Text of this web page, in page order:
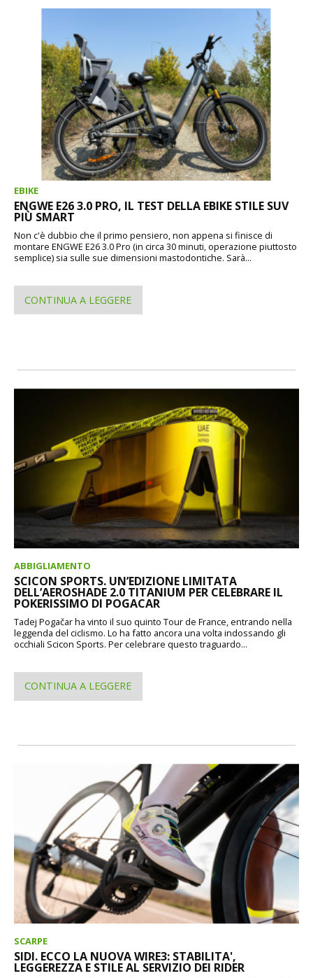
EBIKE
ENGWE E26 3.0 PRO, IL TEST DELLA EBIKE STILE SUV
PIÙ SMART
Non c'è dubbio che il primo pensiero, non appena si finisce di
montare ENGWE E26 3.0 Pro (in circa 30 minuti, operazione piuttosto
semplice) sia sulle sue dimensioni mastodontiche. Sarà...
CONTINUA A LEGGERE
ABBIGLIAMENTO
SCICON SPORTS. UN’EDIZIONE LIMITATA
DELL’AEROSHADE 2.0 TITANIUM PER CELEBRARE IL
POKERISSIMO DI POGACAR
Tadej Pogačar ha vinto il suo quinto Tour de France, entrando nella
leggenda del ciclismo. Lo ha fatto ancora una volta indossando gli
occhiali Scicon Sports. Per celebrare questo traguardo...
CONTINUA A LEGGERE
SCARPE
SIDI. ECCO LA NUOVA WIRE3: STABILITA',
LEGGEREZZA E STILE AL SERVIZIO DEI RIDER